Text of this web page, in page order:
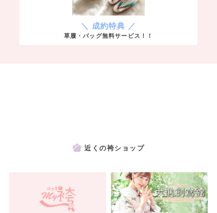
＼ 成約特典 ／
草履・バッグ無料サービス！！
近くの袴ショップ